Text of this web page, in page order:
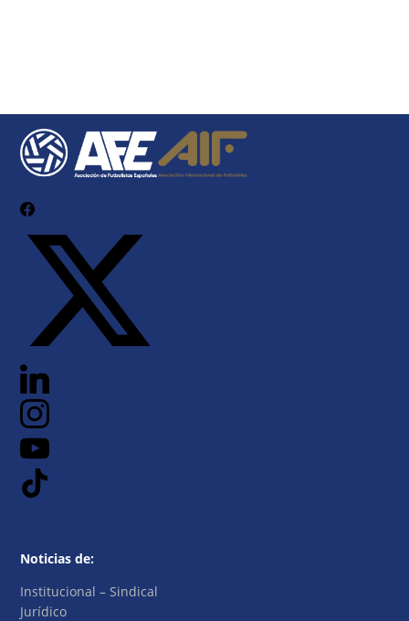
Noticias de:
Institucional – Sindical
Jurídico